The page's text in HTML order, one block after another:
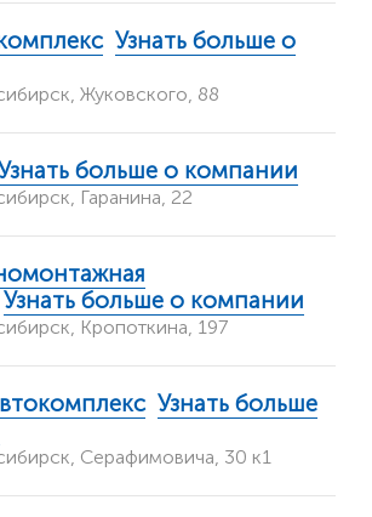
Узнать больше о
Жуковского, 88
больше о компании
Гаранина, 22
Узнать больше о компании
Кропоткина, 197
Узнать больше
Серафимовича, 30 к1